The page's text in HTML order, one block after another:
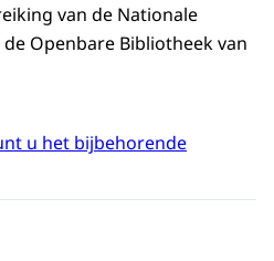
van de Nationale
Openbare Bibliotheek van
u het bijbehorende